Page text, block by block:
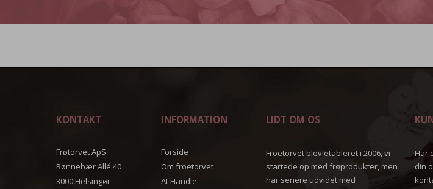
KONTAKT
Frøtorvet ApS
Rønnebær Allé 40
3000 Helsingør
INFORMATION
Forside
Om froetorvet
At Handle
LIDT OM OS
Froetorvet blev etableret i 2006, vi
startede op med frøprodukter, men
har senere udvidet med
Har
din